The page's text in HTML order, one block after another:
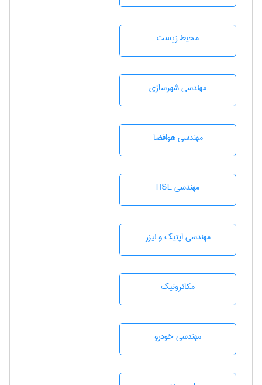
محيط زيست
مهندسی شهرسازی
مهندسی هوافضا
مهندسی HSE
مهندسی اپتیک و لیزر
مکاترونیک
مهندسی خودرو